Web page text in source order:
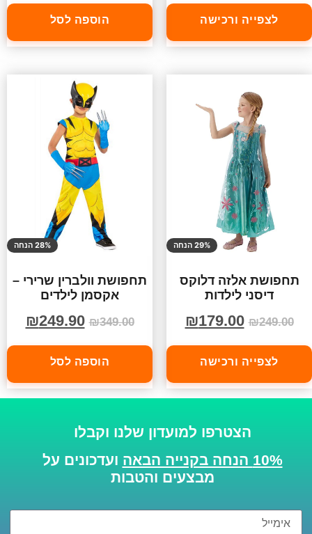
לצפייה ורכישה הוספה לסל
29% הנחה
תחפושת אלזה דלוקס
דיסני לילדות
₪249.00
₪179.00
לצפייה ורכישה
28% הנחה
תחפושת וולברין שרירי –
אקסמן לילדים
₪349.00
₪249.90
הוספה לסל
הצטרפו למועדון שלנו וקבלו
10% הנחה בקנייה הבאה
ועדכונים על
מבצעים והטבות